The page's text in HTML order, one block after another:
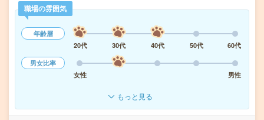
職場の雰囲気
年齢層
20代
30代 40代 50代
60代
男女比率
女性
男性
もっと見る